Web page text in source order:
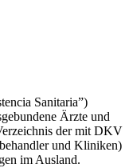
Sanitaria”)
Ärzte und
der mit DKV
und Kliniken)
im Ausland.